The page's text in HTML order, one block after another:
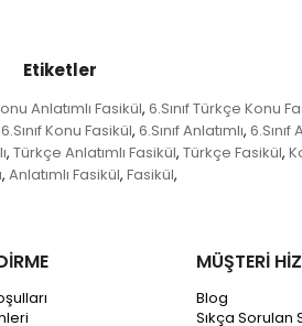
Etiketler
Anlatımlı Fasikül, 6.Sınıf Türkçe Konu
6.Sınıf Konu Fasikül, 6.Sınıf Anlatımlı, 6.Sınıf
, Türkçe Anlatımlı Fasikül, Türkçe Fasikül,
, Anlatımlı Fasikül, Fasikül,
MÜŞTERİ
Blog
Sıkça Sorulan